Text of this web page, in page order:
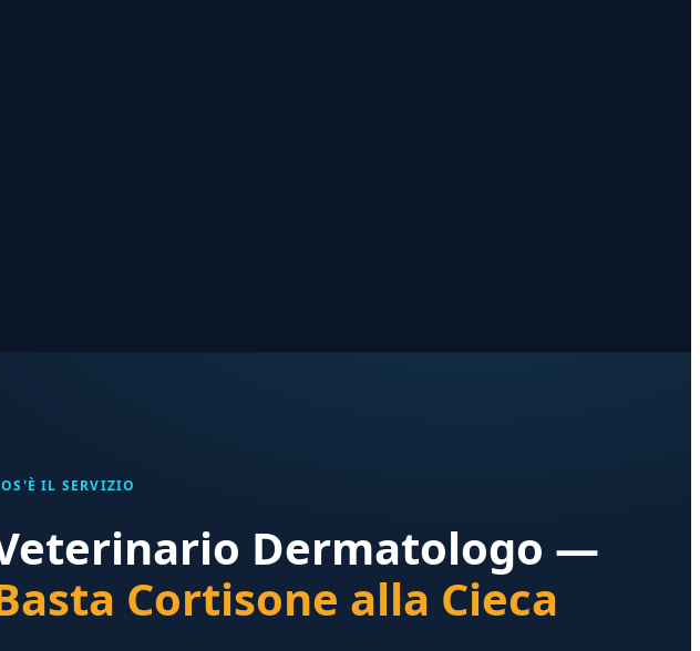
IL SERVIZIO
Dermatologo —
Cortisone alla Cieca